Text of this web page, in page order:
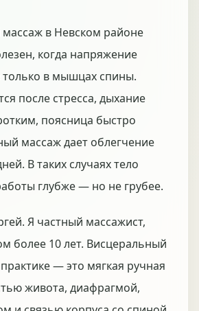
в Невском районе
когда напряжение
только в мышцах спины.
после стресса, дыхание
поясница быстро
массаж дает облегчение
В таких случаях тело
глубже — но не грубее.
Я частный массажист,
более 10 лет. Висцеральный
— это мягкая ручная
живота, диафрагмой,